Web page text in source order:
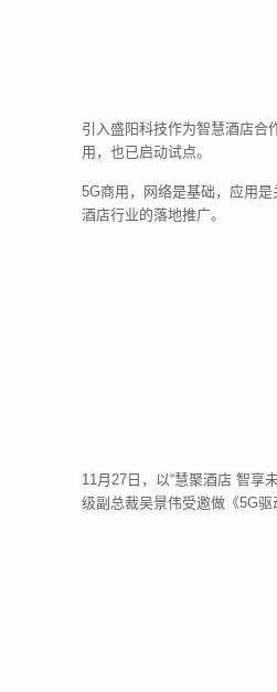
引入盛阳科技作为智慧酒店合
用，也已启动试点。
5G商用，网络是基础，应用
酒店行业的落地推广。
11月27日，以“慧聚酒店 智享
级副总裁吴景伟受邀做《5G驱